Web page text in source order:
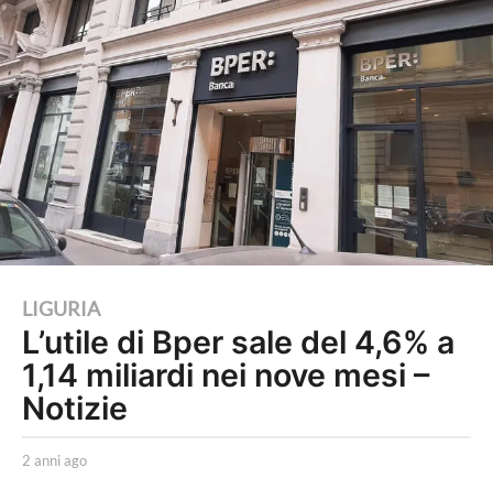
2
a
n
n
a
LIGURIA
L’utile di Bper sale del 4,6% a
1,14 miliardi nei nove mesi –
Notizie
b
2 anni ago